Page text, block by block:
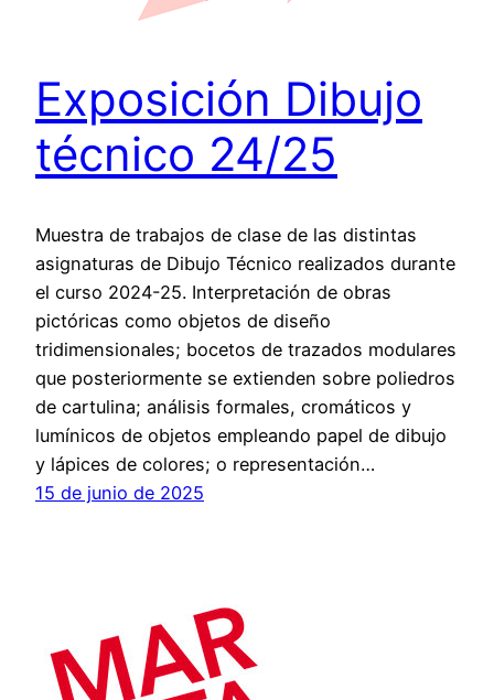
Exposición Dibujo
técnico 24/25
Muestra de trabajos de clase de las distintas
asignaturas de Dibujo Técnico realizados durante
el curso 2024-25. Interpretación de obras
pictóricas como objetos de diseño
tridimensionales; bocetos de trazados modulares
que posteriormente se extienden sobre poliedros
de cartulina; análisis formales, cromáticos y
lumínicos de objetos empleando papel de dibujo
y lápices de colores; o representación…
15 de junio de 2025